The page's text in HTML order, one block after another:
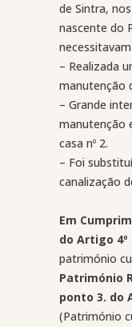
de Sintra,
nascente do
– Realizada
manutenção
– Grande
manutenção
casa nº 2.
– Foi
canalização
Em
do Artigo
património
Património
ponto 3. do
(Património